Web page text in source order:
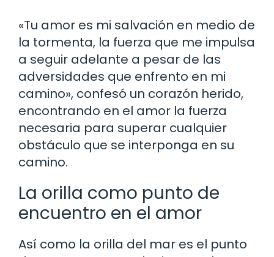
«Tu amor es mi salvación en medio de
la tormenta, la fuerza que me impulsa
a seguir adelante a pesar de las
adversidades que enfrento en mi
camino», confesó un corazón herido,
encontrando en el amor la fuerza
necesaria para superar cualquier
obstáculo que se interponga en su
camino.
La orilla como punto de
encuentro en el amor
Así como la orilla del mar es el punto